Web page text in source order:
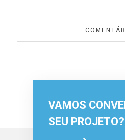
VAMOS
SEU PROJETO?